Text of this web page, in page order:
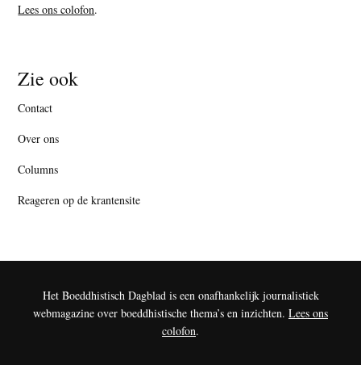
Lees ons colofon.
Zie ook
Contact
Over ons
Columns
Reageren op de krantensite
Het Boeddhistisch Dagblad is een onafhankelijk journalistiek
webmagazine over boeddhistische thema’s en inzichten. Lees ons
colofon.